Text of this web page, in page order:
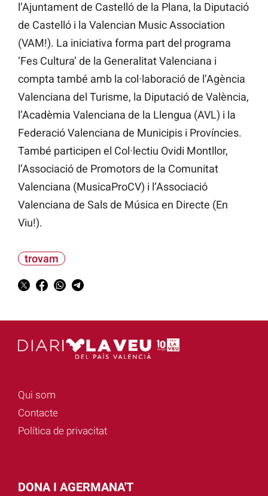
l’Ajuntament de Castelló de la Plana, la Diputació
de Castelló i la Valencian Music Association
(VAM!). La iniciativa forma part del programa
‘Fes Cultura’ de la Generalitat Valenciana i
compta també amb la col·laboració de l’Agència
Valenciana del Turisme, la Diputació de València,
l’Acadèmia Valenciana de la Llengua (AVL) i la
Federació Valenciana de Municipis i Províncies.
També participen el Col·lectiu Ovidi Montllor,
l’Associació de Promotors de la Comunitat
Valenciana (MusicaProCV) i l’Associació
Valenciana de Sals de Música en Directe (En
Viu!).
trovam
Qui som
Contacte
Política de privacitat
DONA I AGERMANA'T